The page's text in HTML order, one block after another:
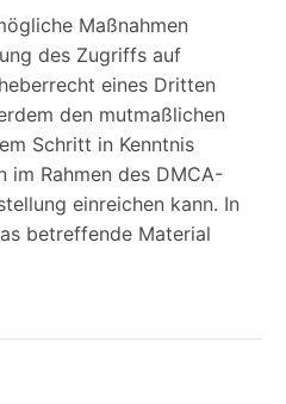
Maßnahmen
des Zugriffs auf
eines Dritten
den mutmaßlichen
Schritt in Kenntnis
im Rahmen des DMCA-
einreichen kann. In
betreffende Material